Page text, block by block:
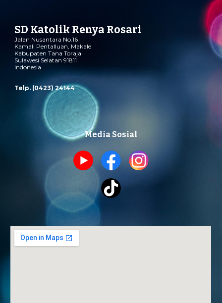
SD Katolik Renya Rosari
Jalan Nusantara No.16
Kamali Pentalluan, Makale
Kabupaten Tana Toraja
Sulawesi Selatan 91811
Indonesia
Telp. (0423) 24144
Media Sosial